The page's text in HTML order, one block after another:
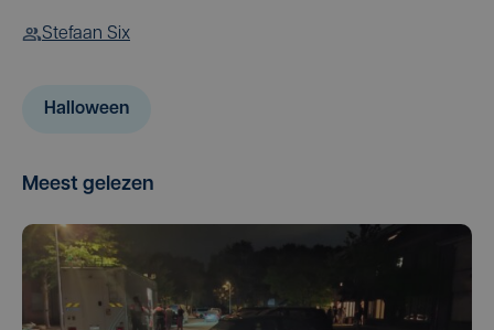
Stefaan Six
Halloween
Meest gelezen